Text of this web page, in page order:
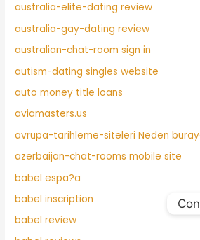
australia-elite-dating review
australia-gay-dating review
australian-chat-room sign in
autism-dating singles website
auto money title loans
aviamasters.us
avrupa-tarihleme-siteleri Neden
azerbaijan-chat-rooms mobile site
babel espa?a
babel inscription
babel review